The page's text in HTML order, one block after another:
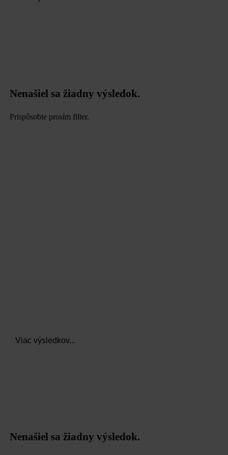
Nenašiel sa žiadny výsledok.
Prispôsobte prosím filter.
Viac výsledkov...
Nenašiel sa žiadny výsledok.